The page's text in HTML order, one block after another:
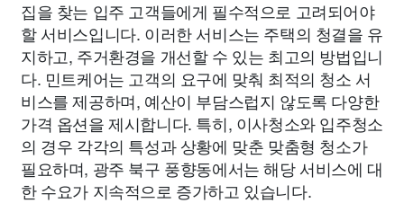
집을 찾는 입주 고객들에게 필수적으로 고려되어야
할 서비스입니다. 이러한 서비스는 주택의 청결을 유
지하고, 주거환경을 개선할 수 있는 최고의 방법입니
다. 민트케어는 고객의 요구에 맞춰 최적의 청소 서
비스를 제공하며, 예산이 부담스럽지 않도록 다양한
가격 옵션을 제시합니다. 특히, 이사청소와 입주청소
의 경우 각각의 특성과 상황에 맞춘 맞춤형 청소가
필요하며, 광주 북구 풍향동에서는 해당 서비스에 대
한 수요가 지속적으로 증가하고 있습니다.